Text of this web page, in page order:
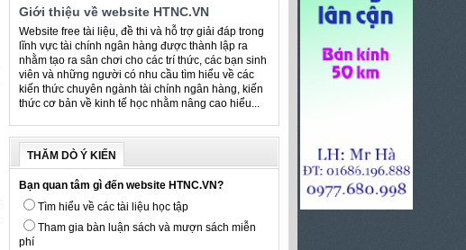
Giới thiệu về website HTNC.VN
Website free tài liệu, đề thi và hỗ trợ giải đáp trong
lĩnh vực tài chính ngân hàng được thành lập ra
nhằm tạo ra sân chơi cho các trí thức, các bạn sinh
viên và những người có nhu cầu tìm hiểu về các
kiến thức chuyên ngành tài chính ngân hàng, kiến
thức cơ bản về kinh tế học nhằm nâng cao hiểu...
THĂM DÒ Ý KIẾN
Bạn quan tâm gì đến website HTNC.VN?
Tìm hiểu về các tài liệu học tập
Tham gia bàn luận sách và mượn sách miễn
phí